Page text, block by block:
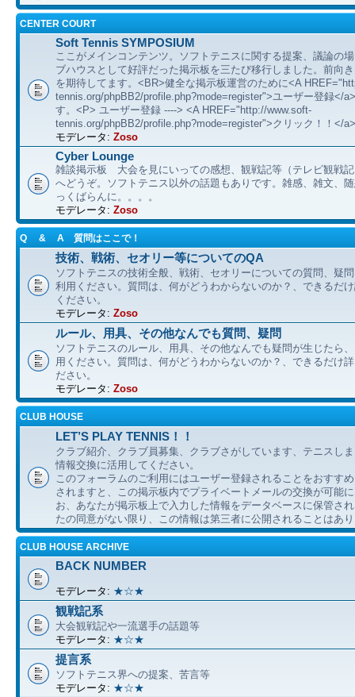
CENTER COURT
Soft Tennis SYMPOSIUM
ここがメインコンテンツ。ソフトテニスに関する提案、議論の
ブハウスとして好評だった掲示板を三たび移行しました。前向
を期待してます。<BR>健全な掲示板運営のために<A
tennis.org/phpBB2/profile.php?mode=register">ユーザー登録</
す。<P> ユーザー登録 ----> <A HREF="http://www.soft-
tennis.org/phpBB2/profile.php?mode=register">クリック！！</a>
モデレータ: Zoso
Cyber Lounge
雑談掲示板 大会を見にいっての感想、観戦記等（テレビ観戦
へどうぞ。ソフトテニス以外の話題もありです。雑感、雑文、
っくばらんに。。。。
モデレータ: Zoso
Q & A 質問はここで！
技術、戦術、セオリー等についてのQA
ソフトテニスの技術全般、戦術、セオリーについての質問、疑
利用ください。質問は、何がどうわからないのか？、できるだ
ください。
モデレータ: Zoso
ルール、用具、その他なんでも質問、疑問
ソフトテニスのルール、用具、その他なんでも疑問が生じたら
用ください。質問は、何がどうわからないのか？、できるだけ
ださい。
モデレータ: Zoso
CLUB HOUSE
LET’S PLAY TENNIS！！
クラブ紹介、クラブ員募集、クラブさがしています、テニスし
情報交換に活用してください。
このフォーラムのご利用にはユーザー登録されることをおすす
されますと、この掲示板内でプライベートメールの交換が可能
お、あなたが掲示板上で入力した情報をデータベースに保管さ
たの同意がない限り、この情報は第三者に公開されることはあ
CLUB HOUSE ARCHIVE
BACK NUMBER
モデレータ: ★☆★
観戦記系
大会観戦記や一流選手の話題等
モデレータ: ★☆★
提言系
ソフトテニス界への提案、苦言等
モデレータ: ★☆★